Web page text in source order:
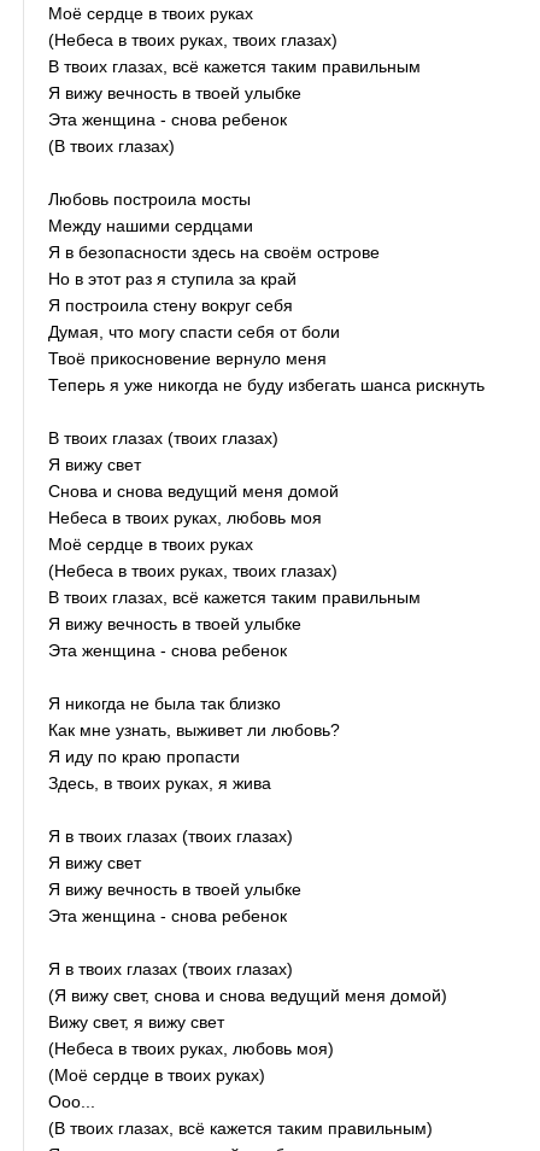
Моё сердце в твоих руках
(Небеса в твоих руках, твоих глазах)
В твоих глазах, всё кажется таким правильным
Я вижу вечность в твоей улыбке
Эта женщина - снова ребенок
(В твоих глазах)
Любовь построила мосты
Между нашими сердцами
Я в безопасности здесь на своём острове
Но в этот раз я ступила за край
Я построила стену вокруг себя
Думая, что могу спасти себя от боли
Твоё прикосновение вернуло меня
Теперь я уже никогда не буду избегать шанса рискнуть
В твоих глазах (твоих глазах)
Я вижу свет
Снова и снова ведущий меня домой
Небеса в твоих руках, любовь моя
Моё сердце в твоих руках
(Небеса в твоих руках, твоих глазах)
В твоих глазах, всё кажется таким правильным
Я вижу вечность в твоей улыбке
Эта женщина - снова ребенок
Я никогда не была так близко
Как мне узнать, выживет ли любовь?
Я иду по краю пропасти
Здесь, в твоих руках, я жива
Я в твоих глазах (твоих глазах)
Я вижу свет
Я вижу вечность в твоей улыбке
Эта женщина - снова ребенок
Я в твоих глазах (твоих глазах)
(Я вижу свет, снова и снова ведущий меня домой)
Вижу свет, я вижу свет
(Небеса в твоих руках, любовь моя)
(Моё сердце в твоих руках)
Ооо...
(В твоих глазах, всё кажется таким правильным)